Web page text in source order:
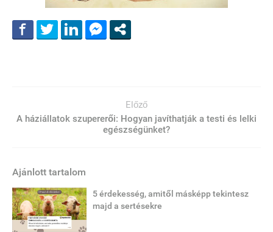
Előző
A háziállatok szupererői: Hogyan javíthatják a testi és lelki
egészségünket?
Ajánlott tartalom
5 érdekesség, amitől másképp tekintesz
majd a sertésekre